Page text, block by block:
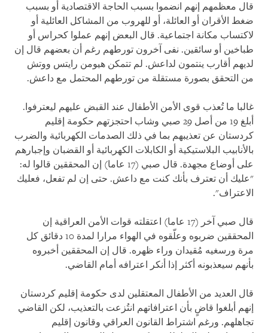
قال معظمهم إنهم انضموا بسبب الحاجة الاقتصادية أو بسبب
ضغط الأقران أو العائلة، أو للهروب من المشاكل العائلية أو
لاكتساب مكانة اجتماعية. قال البعض إنهم عملوا كحراس أو
طباخين أو سائقين. نفى آخرون تورطهم رغم أن بعضهم قال إن
لديهم أقارب ينتمون لداعش. لم تتمكن هيومن رايتس ووتش
من التحقق بصورة مستقلة من تورطهم المحتمل مع داعش.
غالبا ما تُعذب قوى الأمن الأطفال عند القبض عليهم ليعترفوا.
أبلغ 19 من أصل 29 صبي وشاب احتجزتهم حكومة إقليم
كردستان عن تعذيبهم بما في ذلك الصدمات الكهربائية والضرب
بالأنابيب البلاستيكية أو الكابلات الكهربائية أو القضبان وإجبارهم
على أوضاع مجهدة. قال صبي (17 عاما) إن المحققين قالوا له:
"عليك أن تعترف بأنك كنت مع داعش. حتى إن لم تفعل، فعليك
الاعتراف".
قال صبي آخر (17 عاما) اعتقلته قوات الأمن العراقية إن
المحققين ضربوه وعلّقوه في الهواء مرارا لمدة 10 دقائق كل
مرة ورسغيه مُقيدان وراء ظهره. قال إن المحققين أخبروه
بأنهم سيعذبونه أكثر إذا أنكر اعترافه أمام القاضي.
قال العديد من الأطفال المعتقلين لدى حكومة إقليم كردستان
إنهم أبلغوا قاضٍ بأن اعترافاتهم انتُزعت بالتعذيب، لكن القاضي
تجاهلهم. ورغم اشتراط القانون العراقي وقانون إقليم